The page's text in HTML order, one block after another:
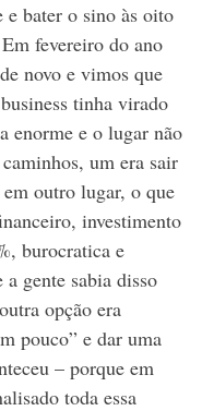
e bater o sino às oito
fevereiro do ano
novo e vimos que
tinha virado
enorme e o lugar não
um era sair
outro lugar, o que
investimento
burocratica e
gente sabia disso
opção era
pouco” e dar uma
– porque em
toda essa